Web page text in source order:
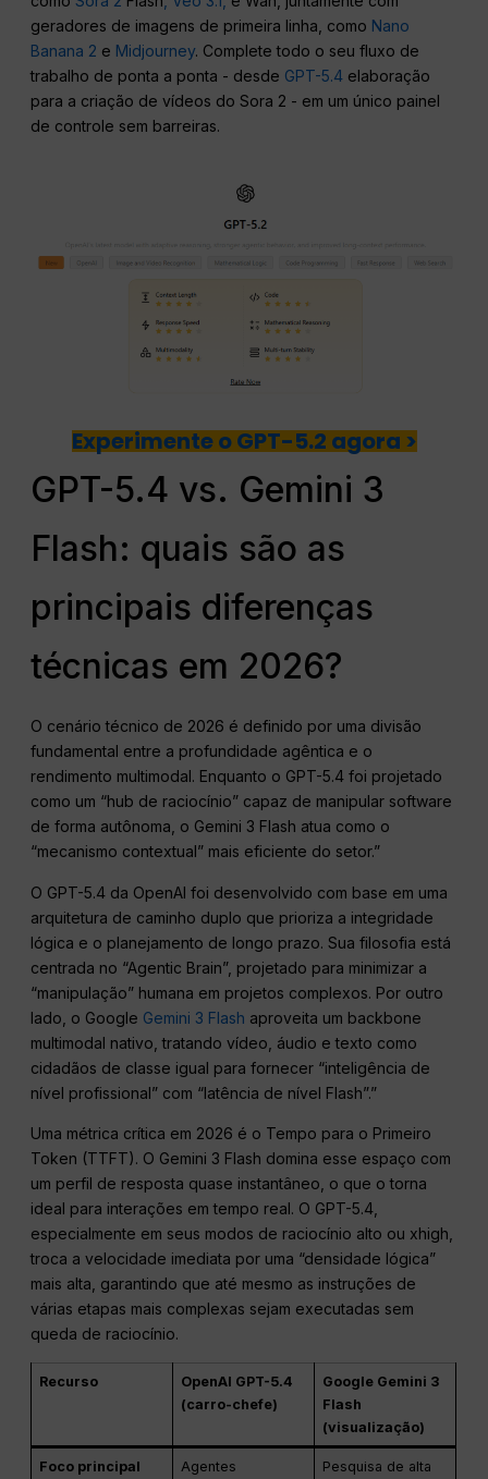
geradores de imagens de primeira linha, como Nano
Banana 2 e Midjourney. Complete todo o seu fluxo de
trabalho de ponta a ponta - desde GPT-5.4 elaboração
para a criação de vídeos do Sora 2 - em um único painel
de controle sem barreiras.
Experimente o GPT-5.2 agora >
GPT-5.4 vs. Gemini 3
Flash: quais são as
principais diferenças
técnicas em 2026?
O cenário técnico de 2026 é definido por uma divisão
fundamental entre a profundidade agêntica e o
rendimento multimodal. Enquanto o GPT-5.4 foi projetado
como um “hub de raciocínio” capaz de manipular software
de forma autônoma, o Gemini 3 Flash atua como o
“mecanismo contextual” mais eficiente do setor.”
O GPT-5.4 da OpenAI foi desenvolvido com base em uma
arquitetura de caminho duplo que prioriza a integridade
lógica e o planejamento de longo prazo. Sua filosofia está
centrada no “Agentic Brain”, projetado para minimizar a
“manipulação” humana em projetos complexos. Por outro
lado, o Google Gemini 3 Flash aproveita um backbone
multimodal nativo, tratando vídeo, áudio e texto como
cidadãos de classe igual para fornecer “inteligência de
nível profissional” com “latência de nível Flash”.”
Uma métrica crítica em 2026 é o Tempo para o Primeiro
Token (TTFT). O Gemini 3 Flash domina esse espaço com
um perfil de resposta quase instantâneo, o que o torna
ideal para interações em tempo real. O GPT-5.4,
especialmente em seus modos de raciocínio alto ou xhigh,
troca a velocidade imediata por uma “densidade lógica”
mais alta, garantindo que até mesmo as instruções de
várias etapas mais complexas sejam executadas sem
queda de raciocínio.
Recurso
OpenAI GPT-5.4
(carro-chefe)
Google Gemini 3
Flash
(visualização)
Foco principal
Agentes
Pesquisa de alta